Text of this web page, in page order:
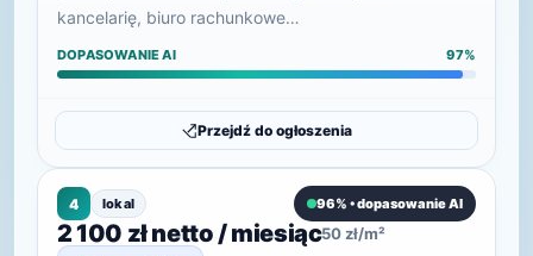
kancelarię, biuro rachunkowe…
DOPASOWANIE AI 97%
Przejdź do ogłoszenia
4 lokal 96% • dopasowanie AI
2 100 zł netto / miesiąc50 zł/m²